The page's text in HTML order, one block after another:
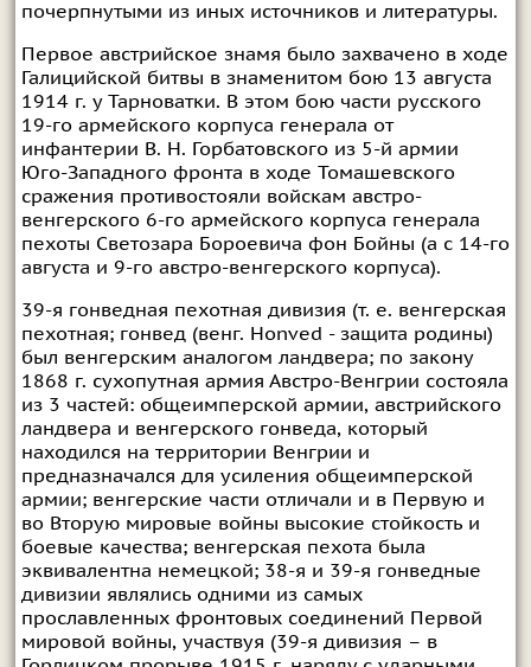
почерпнутыми из иных источников и литературы.
Первое австрийское знамя было захвачено в ходе
Галицийской битвы в знаменитом бою 13 августа
1914 г. у Тарноватки. В этом бою части русского
19-го армейского корпуса генерала от
инфантерии В. Н. Горбатовского из 5-й армии
Юго-Западного фронта в ходе Томашевского
сражения противостояли войскам австро-
венгерского 6-го армейского корпуса генерала
пехоты Светозара Бороевича фон Бойны (а с 14-го
августа и 9-го австро-венгерского корпуса).
39-я гонведная пехотная дивизия (т. е. венгерская
пехотная; гонвед (венг. Honved - защита родины)
был венгерским аналогом ландвера; по закону
1868 г. сухопутная армия Австро-Венгрии состояла
из 3 частей: общеимперской армии, австрийского
ландвера и венгерского гонведа, который
находился на территории Венгрии и
предназначался для усиления общеимперской
армии; венгерские части отличали и в Первую и
во Вторую мировые войны высокие стойкость и
боевые качества; венгерская пехота была
эквивалентна немецкой; 38-я и 39-я гонведные
дивизии являлись одними из самых
прославленных фронтовых соединений Первой
мировой войны, участвуя (39-я дивизия – в